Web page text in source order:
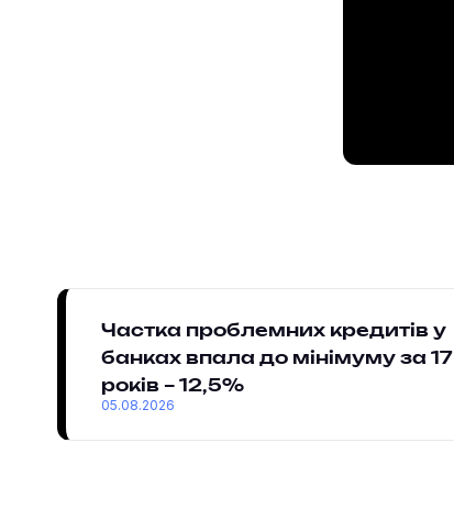
Частка проблемних кредитів у
банках впала до мінімуму за 17
років – 12,5%
05.08.2026